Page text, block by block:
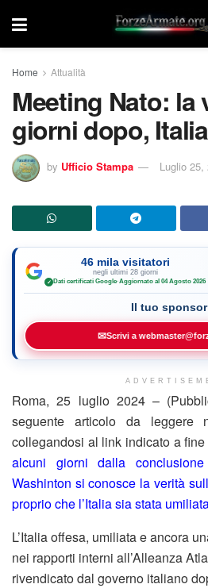
Home Attualità
Meeting Nato: la
giorni dopo,
by Ufficio Stampa Luglio 25,
46 mila visitatori
negli ultimi 28 giorni
✓ Dati certificati Google·Aggiornato al 04 Agosto 2026
Il tuo
✉Scrivi a
Roma, 25 luglio 2024 –
seguente articolo da leggere
collegandosi al link indicato a
alcuni giorni dalla
Washinton si conosce la verità
proprio che l’Italia sia stata
L’Italia offesa, umiliata e ancora
nei rapporti interni all’Alleanza
rivendicato dal governo italiano